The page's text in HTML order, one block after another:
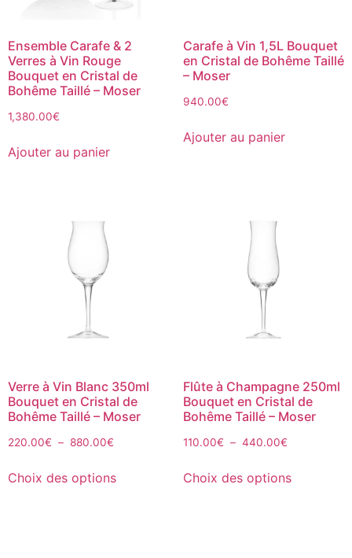
Ensemble Carafe & 2
Verres à Vin Rouge
Bouquet en Cristal de
Bohême Taillé – Moser
1,380.00€
Ajouter au panier
Carafe à Vin 1,5L Bouquet
en Cristal de Bohême Taillé
– Moser
940.00€
Ajouter au panier
Verre à Vin Blanc 350ml
Bouquet en Cristal de
Bohême Taillé – Moser
220.00€ – 880.00€
Choix des options
Flûte à Champagne 250ml
Bouquet en Cristal de
Bohême Taillé – Moser
110.00€ – 440.00€
Choix des options